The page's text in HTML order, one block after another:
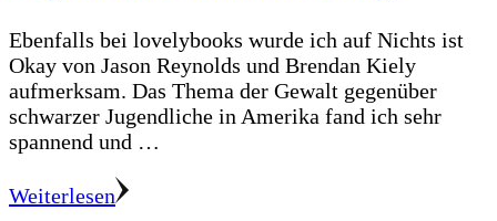
Ebenfalls bei lovelybooks wurde ich auf Nichts ist
Okay von Jason Reynolds und Brendan Kiely
aufmerksam. Das Thema der Gewalt gegenüber
schwarzer Jugendliche in Amerika fand ich sehr
spannend und …
Weiterlesen